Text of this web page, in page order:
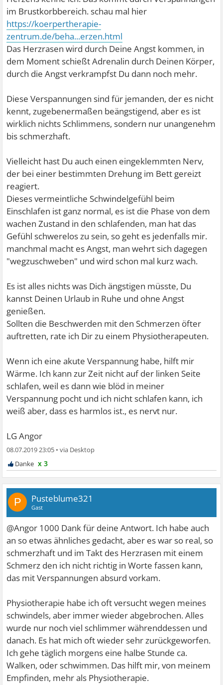
im Brustkorbbereich. schau mal hier
https://koerpertherapie-
zentrum.de/beha...erzen.html
Das Herzrasen wird durch Deine Angst kommen, in
dem Moment schießt Adrenalin durch Deinen Körper,
durch die Angst verkrampfst Du dann noch mehr.
Diese Verspannungen sind für jemanden, der es nicht
kennt, zugebenermaßen beängstigend, aber es ist
wirklich nichts Schlimmens, sondern nur unangenehm
bis schmerzhaft.
Vielleicht hast Du auch einen eingeklemmten Nerv,
der bei einer bestimmten Drehung im Bett gereizt
reagiert.
Dieses vermeintliche Schwindelgefühl beim
Einschlafen ist ganz normal, es ist die Phase von dem
wachen Zustand in den schlafenden, man hat das
Gefühl schwerelos zu sein, so geht es jedenfalls mir.
manchmal macht es Angst, man wehrt sich dagegen
"wegzuschweben" und wird schon mal kurz wach.
Es ist alles nichts was Dich ängstigen müsste, Du
kannst Deinen Urlaub in Ruhe und ohne Angst
genießen.
Sollten die Beschwerden mit den Schmerzen öfter
auftretten, rate ich Dir zu einem Physiotherapeuten.
Wenn ich eine akute Verspannung habe, hilft mir
Wärme. Ich kann zur Zeit nicht auf der linken Seite
schlafen, weil es dann wie blöd in meiner
Verspannung pocht und ich nicht schlafen kann, ich
weiß aber, dass es harmlos ist., es nervt nur.
LG Angor
08.07.2019 23:05 •
x 3
P Pusteblume321
Gast
@Angor 1000 Dank für deine Antwort. Ich habe auch
an so etwas ähnliches gedacht, aber es war so real, so
schmerzhaft und im Takt des Herzrasen mit einem
Schmerz den ich nicht richtig in Worte fassen kann,
das mit Verspannungen absurd vorkam.
Physiotherapie habe ich oft versucht wegen meines
schwindels, aber immer wieder abgebrochen. Alles
wurde nur noch viel schlimmer währenddessen und
danach. Es hat mich oft wieder sehr zurückgeworfen.
Ich gehe täglich morgens eine halbe Stunde ca.
Walken, oder schwimmen. Das hilft mir, von meinem
Empfinden, mehr als Physiotherapie.